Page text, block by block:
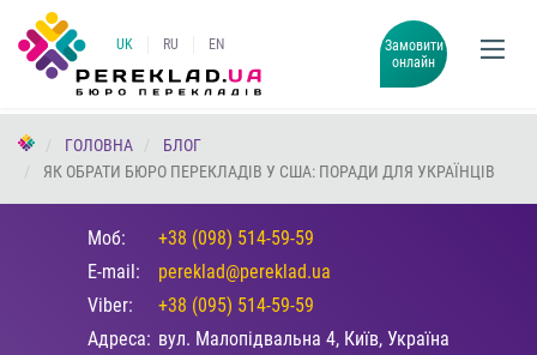
UK RU EN
Замовити
онлайн
ГОЛОВНА
БЛОГ
ЯК ОБРАТИ БЮРО ПЕРЕКЛАДІВ У США: ПОРАДИ ДЛЯ УКРАЇНЦІВ
Моб:
+38 (098) 514-59-59
E-mail:
pereklad@pereklad.ua
Viber:
+38 (095) 514-59-59
Адреса: вул. Малопідвальна 4, Київ, Україна